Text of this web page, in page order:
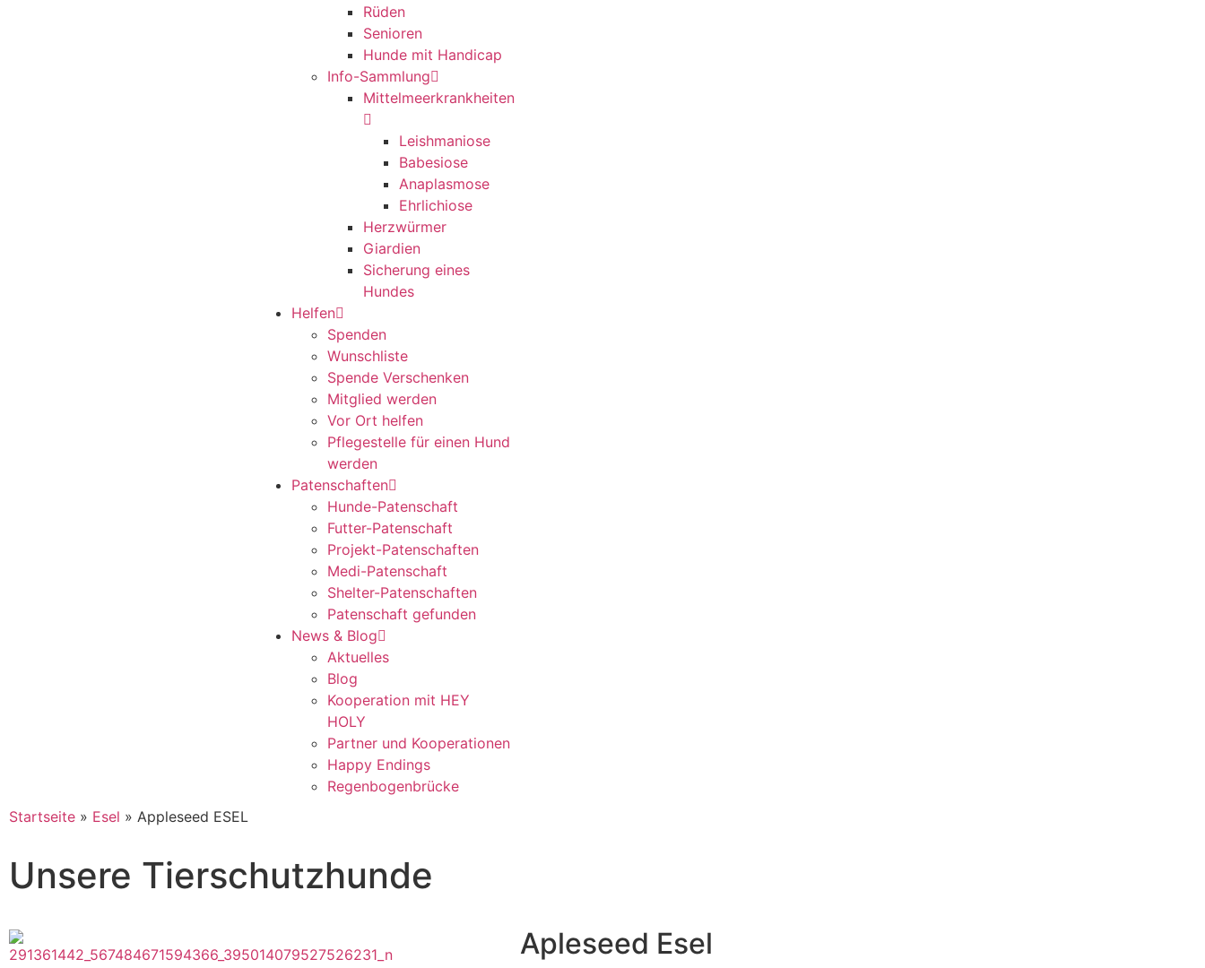
Rüden
Senioren
Hunde mit Handicap
Info-Sammlung
Mittelmeerkrankheiten
Leishmaniose
Babesiose
Anaplasmose
Ehrlichiose
Herzwürmer
Giardien
Sicherung eines
Hundes
Helfen
Spenden
Wunschliste
Spende Verschenken
Mitglied werden
Vor Ort helfen
Pflegestelle für einen Hund
werden
Patenschaften
Hunde-Patenschaft
Futter-Patenschaft
Projekt-Patenschaften
Medi-Patenschaft
Shelter-Patenschaften
Patenschaft gefunden
News & Blog
Aktuelles
Blog
Kooperation mit HEY
HOLY
Partner und Kooperationen
Happy Endings
Regenbogenbrücke
Startseite » Esel » Appleseed ESEL
Unsere Tierschutzhunde
Apleseed Esel